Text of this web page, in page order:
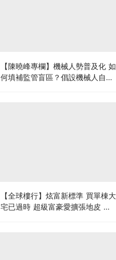
【陳曉峰專欄】機械人勢普及化 如
何填補監管盲區？倡設機械人自願
【全球樓行】炫富新標準 買單棟大
宅已過時 超級富豪愛擴張地皮 建